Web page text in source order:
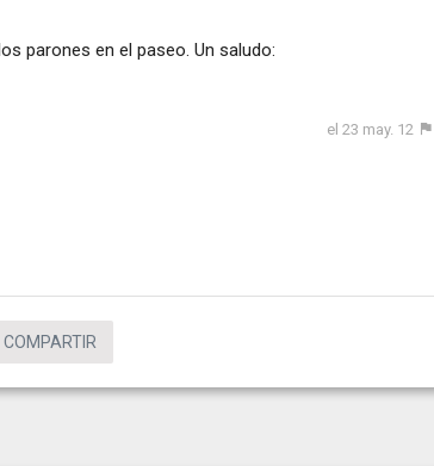
parones en el paseo. Un saludo:
el 23 may. 12
COMPARTIR